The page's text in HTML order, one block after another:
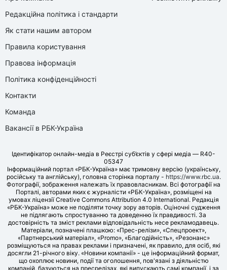
Редакційна політика і стандарти
Як стати нашим автором
Правила користування
Правова інформація
Політика конфіденційності
Контакти
Команда
Вакансії в РБК-Україна
Ідентифікатор онлайн-медіа в Реєстрі суб’єктів у сфері медіа — R40-
05347
Інформаційний портал «РБК-Україна» має тримовну версію (українську,
російську та англійську), головна сторінка порталу - https://www.rbc.ua.
Фотографії, зображення належать їх правовласникам. Всі фотографії на
Порталі, авторами яких є журналісти «РБК-Україна», розміщені на
умовах ліцензії Creative Commons Attribution 4.0 International. Редакція
«РБК-Україна» може не поділяти точку зору авторів. Оціночні судження
не підлягають спростуванню та доведенню їх правдивості. За
достовірність та зміст реклами відповідальність несе рекламодавець.
Матеріали, позначені плашкою: «Прес-релізи», «Спецпроект»,
«Партнерський матеріал», «Promo», «Благодійність», «Резонанс»
розміщуються на правах реклами і призначені, як правило, для осіб, які
досягли 21-річного віку. «Новини компанії» - це інформаційний формат,
що охоплює новини, події та оголошення, пов'язані з діяльністю
компаній, базуються на пресрелізах, які випускають самі компанії, і за